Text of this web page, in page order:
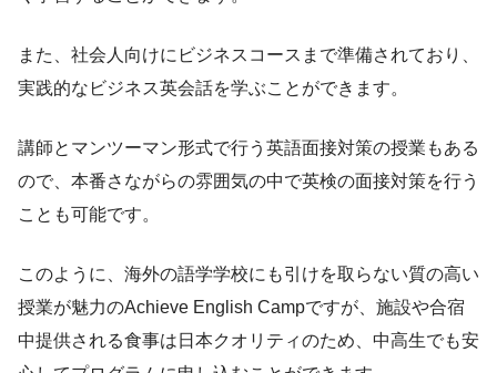
また、社会人向けにビジネスコースまで準備されており、
実践的なビジネス英会話を学ぶことができます。
講師とマンツーマン形式で行う英語面接対策の授業もある
ので、本番さながらの雰囲気の中で英検の面接対策を行う
ことも可能です。
このように、海外の語学学校にも引けを取らない質の高い
授業が魅力のAchieve English Campですが、施設や合宿
中提供される食事は日本クオリティのため、中高生でも安